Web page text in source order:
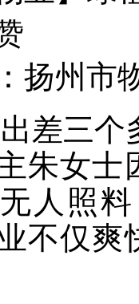
扬州市
差三
朱女士
人照
不仅爽